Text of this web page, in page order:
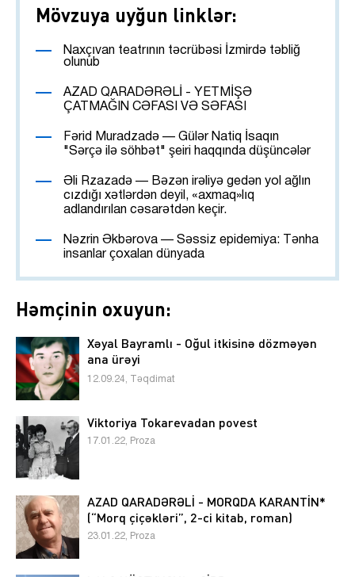
Mövzuya uyğun linklər:
Naxçıvan teatrının təcrübəsi İzmirdə təbliğ
olunub
AZAD QARADƏRƏLİ - YETMİŞƏ
ÇATMAĞIN CƏFASI VƏ SƏFASI
Fərid Muradzadə — Gülər Natiq İsaqın
"Sərçə ilə söhbət" şeiri haqqında düşüncələr
Əli Rzazadə — Bəzən irəliyə gedən yol ağlın
cızdığı xətlərdən deyil, «axmaq»lıq
adlandırılan cəsarətdən keçir.
Nəzrin Əkbərova — Səssiz epidemiya: Tənha
insanlar çoxalan dünyada
Həmçinin oxuyun:
Xəyal Bayramlı - Oğul itkisinə dözməyən
ana ürəyi
12.09.24, Təqdimat
Viktoriya Tokarevadan povest
17.01.22, Proza
AZAD QARADƏRƏLİ - MORQDA KARANTİN*
(“Morq çiçəkləri”, 2-ci kitab, roman)
23.01.22, Proza